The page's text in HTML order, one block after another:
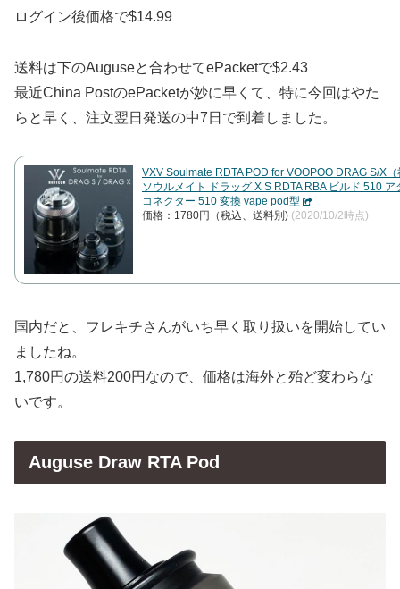
ログイン後価格で$14.99
送料は下のAuguseと合わせてePacketで$2.43
最近China PostのePacketが妙に早くて、特に今回はやた
らと早く、注文翌日発送の中7日で到着しました。
VXV Soulmate RDTA POD for VOOPOO DRAG S/X
ソウルメイト ドラッグ X S RDTA RBA ビルド 510 ア
コネクター 510 変換 vape pod型
価格：1780円（税込、送料別) (2020/10/2時点)
国内だと、フレキチさんがいち早く取り扱いを開始してい
ましたね。
1,780円の送料200円なので、価格は海外と殆ど変わらな
いです。
Auguse Draw RTA Pod